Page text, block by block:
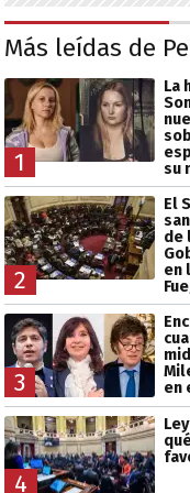
Más leídas de
1
La
su
2
El
de
en
3
en
4